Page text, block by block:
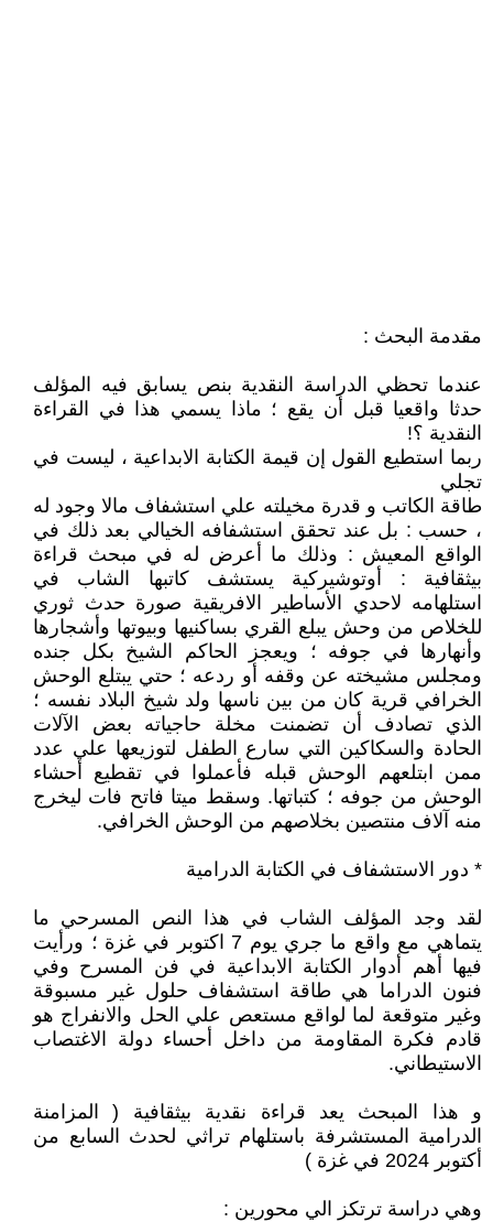
مقدمة البحث :
عندما تحظي الدراسة النقدية بنص يسابق فيه المؤلف
حدثا واقعيا قبل أن يقع ؛ ماذا يسمي هذا في القراءة
النقدية ؟!
ربما استطيع القول إن قيمة الكتابة الابداعية ، ليست في
تجلي
طاقة الكاتب و قدرة مخيلته علي استشفاف مالا وجود له
، حسب : بل عند تحقق استشفافه الخيالي بعد ذلك في
الواقع المعيش : وذلك ما أعرض له في مبحث قراءة
بيثقافية : أوتوشيركية يستشف كاتبها الشاب في
استلهامه لاحدي الأساطير الافريقية صورة حدث ثوري
للخلاص من وحش يبلع القري بساكنيها وبيوتها وأشجارها
وأنهارها في جوفه ؛ ويعجز الحاكم الشيخ بكل جنده
ومجلس مشيخته عن وقفه أو ردعه ؛ حتي يبتلع الوحش
الخرافي قرية كان من بين ناسها ولد شيخ البلاد نفسه ؛
الذي تصادف أن تضمنت مخلة حاجياته بعض الآلات
الحادة والسكاكين التي سارع الطفل لتوزيعها علي عدد
ممن ابتلعهم الوحش قبله فأعملوا في تقطيع أحشاء
الوحش من جوفه ؛ كتباتها. وسقط ميتا فاتح فات ليخرج
منه آلاف منتصين بخلاصهم من الوحش الخرافي.
* دور الاستشفاف في الكتابة الدرامية
لقد وجد المؤلف الشاب في هذا النص المسرحي ما
يتماهي مع واقع ما جري يوم 7 اكتوبر في غزة ؛ ورأيت
فيها أهم أدوار الكتابة الابداعية في فن المسرح وفي
فنون الدراما هي طاقة استشفاف حلول غير مسبوقة
وغير متوقعة لما لواقع مستعص علي الحل والانفراج هو
قادم فكرة المقاومة من داخل أحساء دولة الاغتصاب
الاستيطاني.
و هذا المبحث يعد قراءة نقدية بيثقافية ( المزامنة
الدرامية المستشرفة باستلهام تراثي لحدث السابع من
أكتوبر 2024 في غزة )
وهي دراسة ترتكز الي محورين :